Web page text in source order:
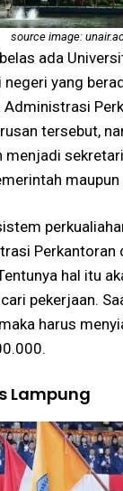
source image:
ada
yang
tersebut,
menjadi
Perkantoran
hal itu
pekerjaan.
harus
Lampung